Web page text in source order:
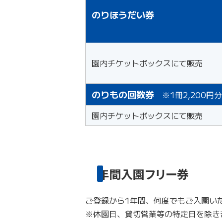
のりほうだい券
園内チケットボックスにて販売
のりもの回数券 ※1冊2,200円分
園内チケットボックスにて販売
年間入園フリー券
ご登録から1年間、何度でもご入園い
※休園日、貸切営業等の特定日を除